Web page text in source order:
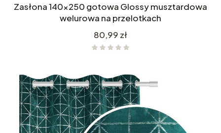
Zasłona 140x250 gotowa Glossy musztardowa
welurowa na przelotkach
Cena
80,99 zł